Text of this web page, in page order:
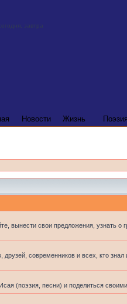
Новости Жизнь Поэзия
вынести свои предложения, узнать о
друзей, современников и всех, кто
(поэзия, песни) и поделиться